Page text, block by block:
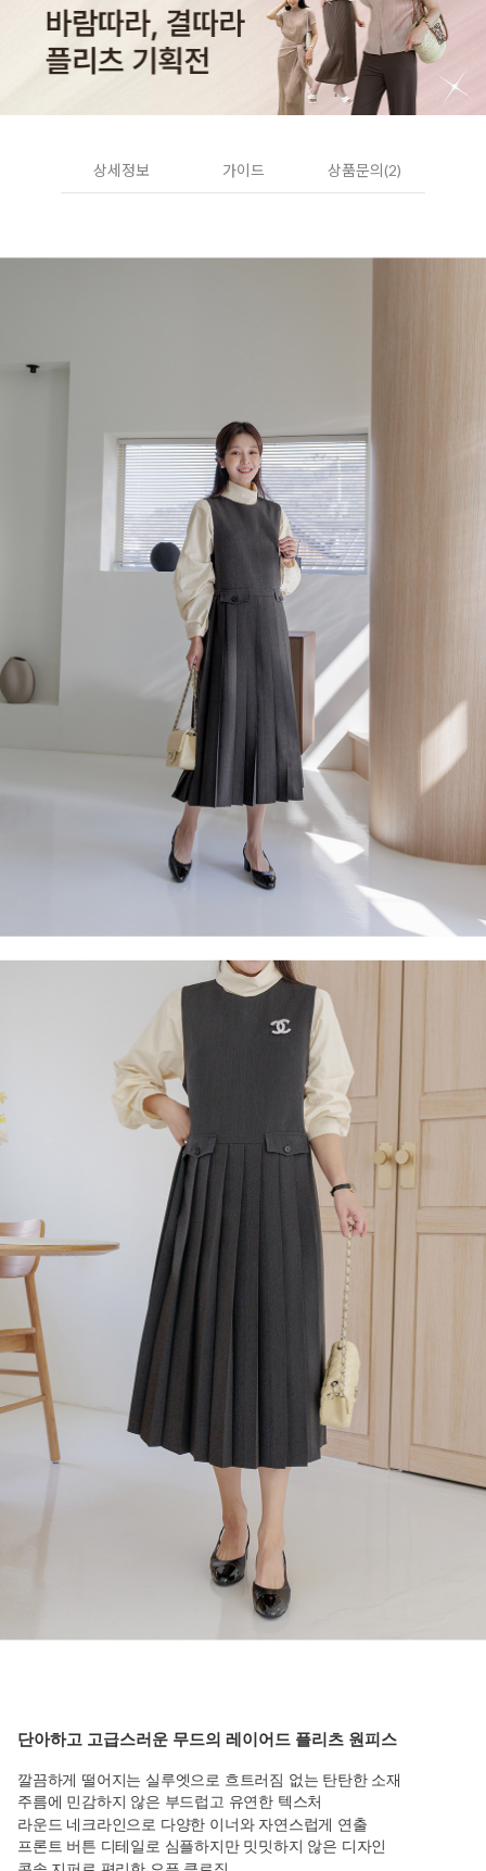
상세정보 가이드 상품문의(2)
단아하고 고급스러운 무드의 레이어드 플리츠 원피스
깔끔하게 떨어지는 실루엣으로 흐트러짐 없는 탄탄한 소재
주름에 민감하지 않은 부드럽고 유연한 텍스처
라운드 네크라인으로 다양한 이너와 자연스럽게 연출
프론트 버튼 디테일로 심플하지만 밋밋하지 않은 디자인